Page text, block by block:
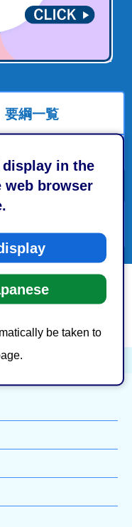
display in the
web browser
be taken to
綱一覧
綱>要綱>